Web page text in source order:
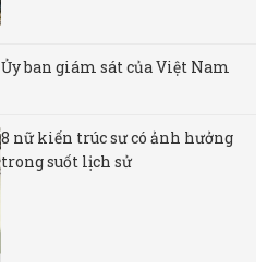
Ủy ban giám sát của Việt Nam
8 nữ kiến ​​trúc sư có ảnh hưởng
trong suốt lịch sử